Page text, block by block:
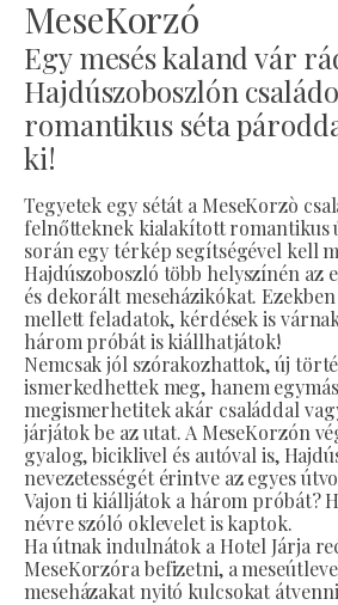
MeseKorzó
Egy mesés kaland vár
Hajdúszoboszlón
romantikus séta
ki!
Tegyetek egy sétát a MeseKorzò
felnőtteknek kialakított romantikus
során egy térkép segítségével kell
Hajdúszoboszló több helyszínén az
és dekorált meseházikókat.
mellett feladatok, kérdések is
három próbát is kiállhatjátok!
Nemcsak jól szórakozhattok, új
ismerkedhettek meg, hanem
megismerhetitek akár családdal
járjátok be az utat. A MeseKorzón
gyalog, biciklivel és autóval is,
nevezetességét érintve az egyes
Vajon ti kiálljátok a három próbát?
névre szóló oklevelet is kaptok.
Ha útnak indulnátok a Hotel Járja
MeseKorzóra befizetni, a
meseházakat nyitó kulcsokat